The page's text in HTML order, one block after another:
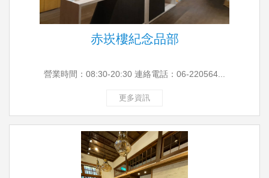
赤崁樓紀念品部
營業時間：08:30-20:30 連絡電話：06-220564...
更多資訊